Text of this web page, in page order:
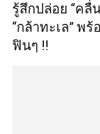
รู้สึกปล่อย “คลื่
“กล้าทะเล” พ
ฟินๆ !!